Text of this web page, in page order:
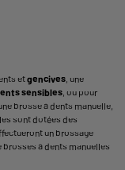
etgencives, une
sensibles, ou pour
brosse à dents manuelle,
sont dotées des
un brossage
à dents manuelles